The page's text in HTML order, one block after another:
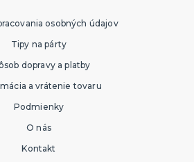
osobných údajov
Tipy na párty
dopravy a platby
a vrátenie tovaru
Podmienky
O nás
Kontakt